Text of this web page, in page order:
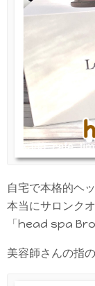
自宅で本格的ヘ
本当にサロンク
「head spa
美容師さんの指